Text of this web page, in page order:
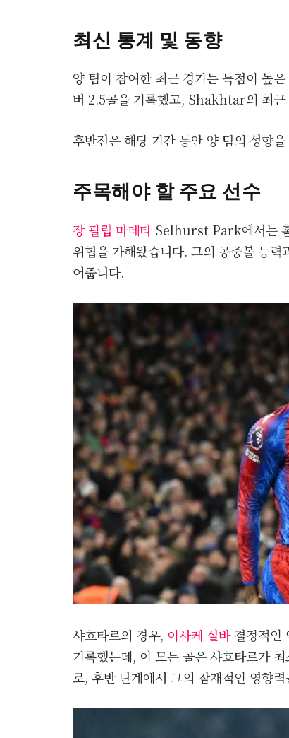
최신 통계 및 동향
양 팀이 참여한 최근 경기는 득점이 높
버 2.5골을 기록했고, Shakhtar의 최근
후반전은 해당 기간 동안 양 팀의 성향
주목해야 할 주요 선수
장 필립 마테타Selhurst Park에서는 홈
위협을 가해왔습니다. 그의 공중볼 능
어줍니다.
샤흐타르의 경우, 이사케 실바결정적인
기록했는데, 이 모든 골은 샤흐타르가
로, 후반 단계에서 그의 잠재적인 영향